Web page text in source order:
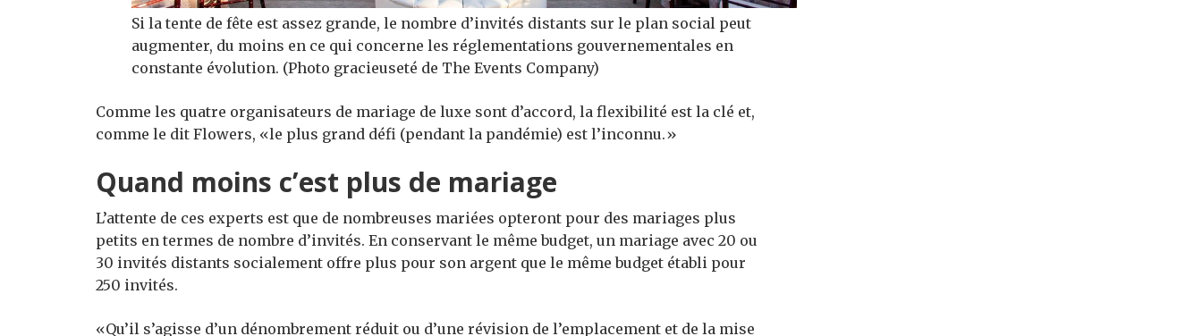
Si la tente de fête est assez grande, le nombre d’invités distants sur le plan social peut
augmenter, du moins en ce qui concerne les réglementations gouvernementales en
constante évolution. (Photo gracieuseté de The Events Company)
Comme les quatre organisateurs de mariage de luxe sont d’accord, la flexibilité est la clé et,
comme le dit Flowers, «le plus grand défi (pendant la pandémie) est l’inconnu.»
Quand moins c’est plus de mariage
L’attente de ces experts est que de nombreuses mariées opteront pour des mariages plus
petits en termes de nombre d’invités. En conservant le même budget, un mariage avec 20 ou
30 invités distants socialement offre plus pour son argent que le même budget établi pour
250 invités.
«Qu’il s’agisse d’un dénombrement réduit ou d’une révision de l’emplacement et de la mise